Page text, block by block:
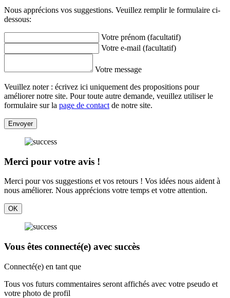
Nous apprécions vos suggestions. Veuillez remplir le formulaire ci-
dessous:
Votre prénom (facultatif)
Votre e-mail (facultatif)
Votre message
Veuillez noter : écrivez ici uniquement des propositions pour
améliorer notre site. Pour toute autre demande, veuillez utiliser le
formulaire sur la page de contact de notre site.
Envoyer
Merci pour votre avis !
Merci pour vos suggestions et vos retours ! Vos idées nous aident à
nous améliorer. Nous apprécions votre temps et votre attention.
OK
Vous êtes connecté(e) avec succès
Connecté(e) en tant que
Tous vos futurs commentaires seront affichés avec votre pseudo et
votre photo de profil